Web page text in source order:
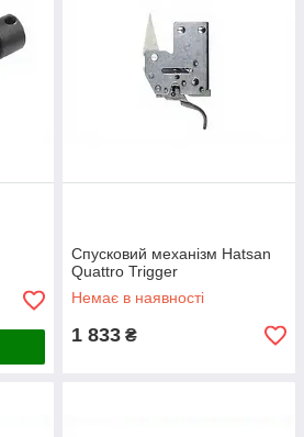
Спусковий механізм Hatsan
Quattro Trigger
Немає в наявності
1 833 ₴